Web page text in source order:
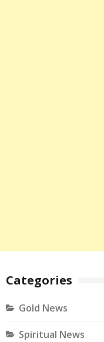
Categories
Gold News
Spiritual News